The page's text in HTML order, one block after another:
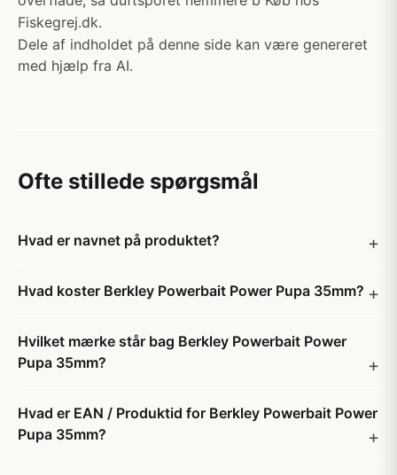
Fiskegrej.dk.
Dele af indholdet på denne side kan være genereret
med hjælp fra AI.
Ofte stillede spørgsmål
Hvad er navnet på produktet?
Hvad koster Berkley Powerbait Power Pupa 35mm?
Hvilket mærke står bag Berkley Powerbait Power
Pupa 35mm?
Hvad er EAN / Produktid for Berkley Powerbait Power
Pupa 35mm?